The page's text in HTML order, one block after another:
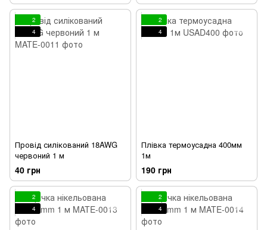
2
4
Провід силікований 18AWG
червоний 1 м
40 грн
2
4
Плівка термоусадна 400мм
1м
190 грн
2
4
2
4